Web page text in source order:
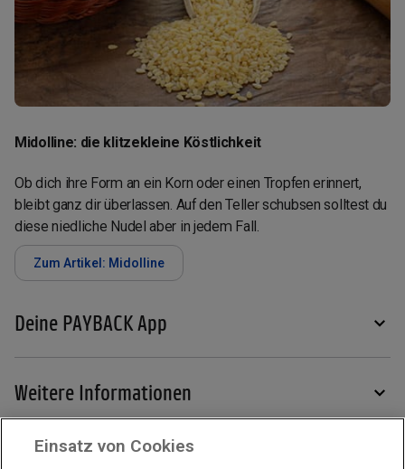
Midolline: die klitzekleine Köstlichkeit
Ob dich ihre Form an ein Korn oder einen Tropfen erinnert,
bleibt ganz dir überlassen. Auf den Teller schubsen solltest du
diese niedliche Nudel aber in jedem Fall.
Zum Artikel: Midolline
Deine PAYBACK App
Weitere Informationen
Einsatz von Cookies